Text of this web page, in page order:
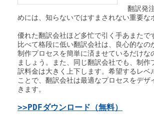
翻訳発
めには、知らないではすまされない重要な
優れた翻訳会社ほど多忙で引く手あまたで
比べて格段に低い翻訳会社は、良心的なの
制作プロセスを簡単に済ませているだけな
ましょう。また、同じ翻訳会社でも、制作
訳料金は大きく上下します。希望するレベ
ことで、翻訳会社は最適なプロセスをデザ
きます。
>>PDFダウンロード（無料）